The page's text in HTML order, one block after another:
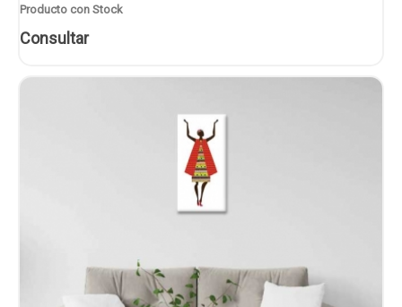
Producto con Stock
Consultar